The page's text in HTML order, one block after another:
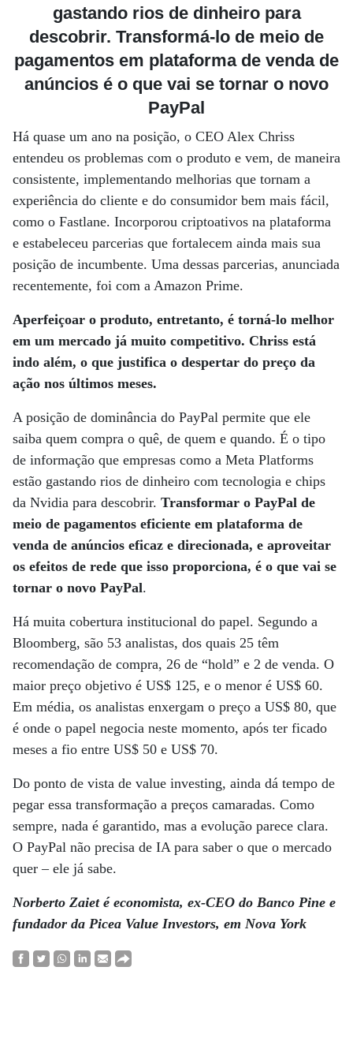
gastando rios de dinheiro para
descobrir. Transformá-lo de meio de
pagamentos em plataforma de venda de
anúncios é o que vai se tornar o novo
PayPal
Há quase um ano na posição, o CEO Alex Chriss
entendeu os problemas com o produto e vem, de maneira
consistente, implementando melhorias que tornam a
experiência do cliente e do consumidor bem mais fácil,
como o Fastlane. Incorporou criptoativos na plataforma
e estabeleceu parcerias que fortalecem ainda mais sua
posição de incumbente. Uma dessas parcerias, anunciada
recentemente, foi com a Amazon Prime.
Aperfeiçoar o produto, entretanto, é torná-lo melhor
em um mercado já muito competitivo. Chriss está
indo além, o que justifica o despertar do preço da
ação nos últimos meses.
A posição de dominância do PayPal permite que ele
saiba quem compra o quê, de quem e quando. É o tipo
de informação que empresas como a Meta Platforms
estão gastando rios de dinheiro com tecnologia e chips
da Nvidia para descobrir. Transformar o PayPal de
meio de pagamentos eficiente em plataforma de
venda de anúncios eficaz e direcionada, e aproveitar
os efeitos de rede que isso proporciona, é o que vai se
tornar o novo PayPal.
Há muita cobertura institucional do papel. Segundo a
Bloomberg, são 53 analistas, dos quais 25 têm
recomendação de compra, 26 de “hold” e 2 de venda. O
maior preço objetivo é US$ 125, e o menor é US$ 60.
Em média, os analistas enxergam o preço a US$ 80, que
é onde o papel negocia neste momento, após ter ficado
meses a fio entre US$ 50 e US$ 70.
Do ponto de vista de value investing, ainda dá tempo de
pegar essa transformação a preços camaradas. Como
sempre, nada é garantido, mas a evolução parece clara.
O PayPal não precisa de IA para saber o que o mercado
quer – ele já sabe.
Norberto Zaiet é economista, ex-CEO do Banco Pine e
fundador da Picea Value Investors, em Nova York